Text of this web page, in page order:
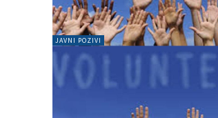
JAVNI POZIVI